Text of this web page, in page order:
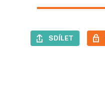
SDÍLET